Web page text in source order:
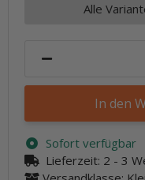
Alle
In den
Sofort verfügbar
Lieferzeit: 2 - 3